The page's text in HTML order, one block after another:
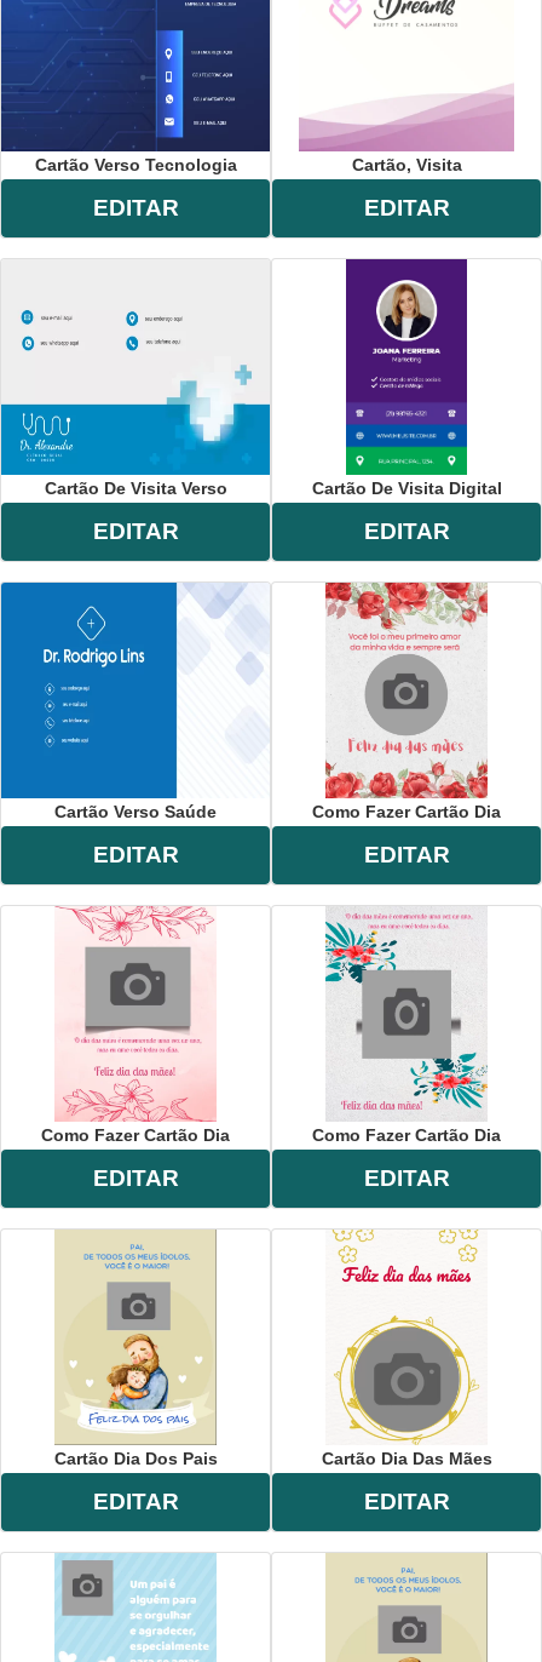
Cartão Verso Tecnologia
EDITAR
Cartão, Visita
EDITAR
Cartão De Visita Verso
EDITAR
Cartão De Visita Digital
EDITAR
Cartão Verso Saúde
EDITAR
Como Fazer Cartão Dia
EDITAR
Como Fazer Cartão Dia
EDITAR
Como Fazer Cartão Dia
EDITAR
Cartão Dia Dos Pais
EDITAR
Cartão Dia Das Mães
EDITAR